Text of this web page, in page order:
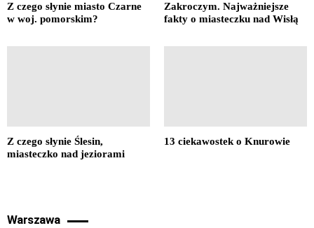
Z czego słynie miasto Czarne
w woj. pomorskim?
Zakroczym. Najważniejsze
fakty o miasteczku nad Wisłą
Z czego słynie Ślesin,
miasteczko nad jeziorami
13 ciekawostek o Knurowie
Warszawa